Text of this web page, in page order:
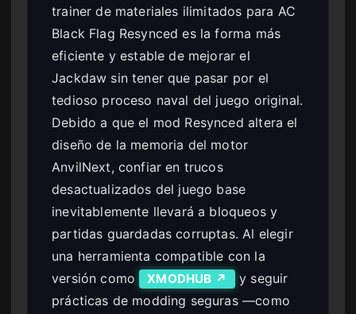
trainer de materiales ilimitados para AC
Black Flag Resynced es la forma más
eficiente y estable de mejorar el
Jackdaw sin tener que pasar por el
tedioso proceso naval del juego original.
Debido a que el mod Resynced altera el
diseño de la memoria del motor
AnvilNext, confiar en trucos
desactualizados del juego base
inevitablemente llevará a bloqueos y
partidas guardadas corruptas. Al elegir
una herramienta compatible con la
versión como
XMODHUB ↗
y seguir
prácticas de modding seguras —como